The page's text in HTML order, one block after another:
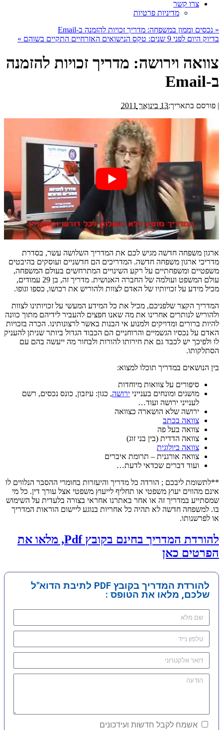
צרו קשר
מדיניות פרטיות
« נכסים וממון במשפחה: מדריך זכויות להזמנה ב-Email
בדיוק היום לפני 9 שנים: טקס הנישואים האזרחיים התקיים בשוהם
»
צוואה וירושה: מדריך זכויות להזמנה
ב-Email
| פורסם בתאריך:13 בינואר 2011
ארגון משפחה חדשה מגיש לכם את המדריך השלושה עשר, בסדרת
מדריכי ארגון משפחה חדשה. המדריכים הם חדשניים ועוסקים בהיבטים
משפטיים ומשפחתיים על רקע השינויים המתרחשים בעולם המשפחה,
עולם המשפט ועולמה של החברה האנושית. מדריך זה, בן 29 עמודים,
מכיל מידע על זכויותיו של האדם לצוות ולהוריש את רכושו, כספו וגופו.
המדריך הקצר שלפניכם, מכיל את כל המידע המעשי על זכויותינו לצוות
ולהוריש לנותרים אחרינו את מה שאנו חפצים להעביר לידיהם מתוך כוונה
להיות ברורים ומדויקים ולמנוע אי הבנות באשר לרצונותינו. הכרה בזכויות
האדם על נכסיו הגשמיים והרוחניים הם הכבוד הגדול ביותר שניתן להעניק
לו ולפיכך יש לכבד גם את חירותו להורות ולבחור מה ייעשה בהם עם
הסתלקותו.
בין הנושאים במדריך תוכלו למצוא:
סיפורים על צוואות מיוחדות
מושגים ומונחים בענייני ירושה, כגון: עיזבון, כונס נכסים, רשם
לענייני ירושה ועוד…
ירושה שלא הושארה כצוואה
צוואה בכתב
צוואה בעל פה
צוואה הדדית (בין בני זוג)
צוואה ביולוגית
צוואה אורגנית – תרומת איברים
ועוד דברים שכדאי לדעת…
**לתשומת ליבכם ; הורדה כל מדריך והיעזרות בחומרי ההסבר הנלווים לו
אינם מהווים יעוץ משפטי או תחליף לייעוץ משפטי אצל עורך דין. כל מי
שמסתייע במדריך זה או אחר באתרנו אחראי בצורה בלעדית על השימוש
בו. למשפחה חדשה לא תהיה כל אחריות בנוגע ליישום הוראות המדריך
או לפרשנותו.
להורדת המדריך בחינם בקובץ Pdf, מלאו את
הפרטים כאן
להורדת המדריך בקובץ PDF לתיבת הדוא"ל
שלכם, מלאו את הטופס :
אשמח לקבל חדשות ועידכונים